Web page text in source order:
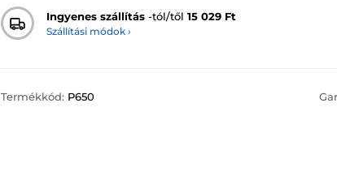
Ingyenes szállítás -tól/től 15 029 Ft
Szállítási módok ›
Termékkód: P650